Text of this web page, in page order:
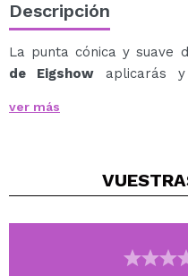
Descripción
La punta cónica y suave
de Eigshowaplicarás y
sombra en el pliegue
línea de las pestañas.
pliegue del párpado y
El pelo de cabra
un acabado profesional.
ver más